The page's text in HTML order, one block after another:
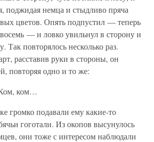
поджидая немца и стыдливо пряча
цветов. Опять подпустил — теперь
— и ловко увильнул в сторону и
Так повторялось несколько раз.
расставив руки в стороны, он
повторяя одно и то же:
ком…
громко подавали ему какие-то
гоготали. Из окопов высунулось
они тоже с интересом наблюдали